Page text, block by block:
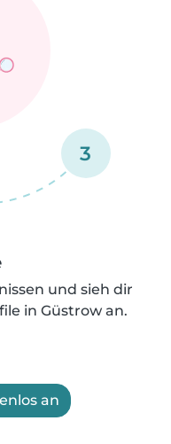
3
und sieh dir
in Güstrow an.
an